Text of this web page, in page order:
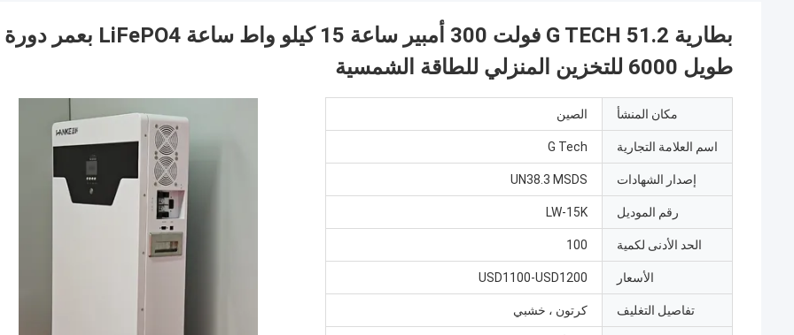
بطارية G TECH 51.2 فولت 300 أمبير ساعة 15 كيلو واط ساعة LiFePO4 بعمر دورة
طويل 6000 للتخزين المنزلي للطاقة الشمسية
مكان المنشأ الصين
اسم العلامة التجارية G Tech
إصدار الشهادات UN38.3 MSDS
رقم الموديل LW-15K
الحد الأدنى لكمية 100
الأسعار USD1100-USD1200
تفاصيل التغليف كرتون ، خشبي